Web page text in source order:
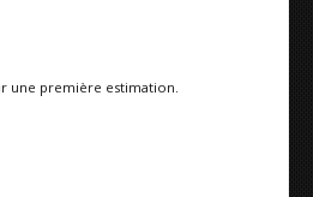
une première estimation.